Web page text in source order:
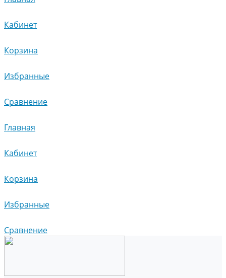
Кабинет
Корзина
Избранные
Сравнение
Главная
Кабинет
Корзина
Избранные
Сравнение